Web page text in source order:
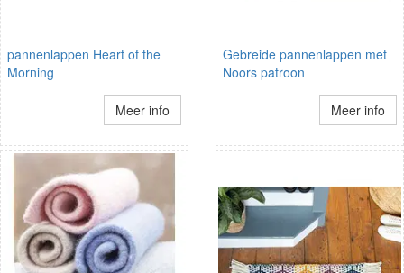
pannenlappen Heart of the
Morning
Meer info
Gebreide pannenlappen met
Noors patroon
Meer info